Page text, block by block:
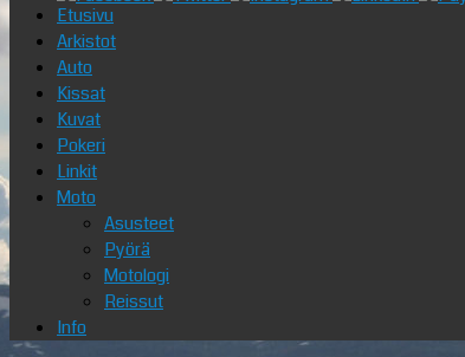
Skip
content
Etusivu
Arkistot
Auto
Kissat
Kuvat
Pokeri
Linkit
Moto
Asusteet
Pyörä
Motologi
Reissut
Info